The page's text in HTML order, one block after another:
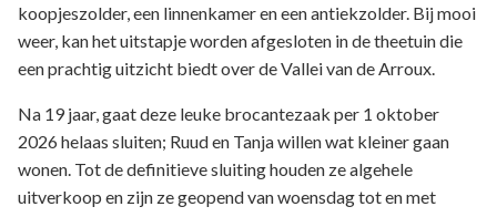
koopjeszolder, een linnenkamer en een antiekzolder. Bij mooi
weer, kan het uitstapje worden afgesloten in de theetuin die
een prachtig uitzicht biedt over de Vallei van de Arroux.
Na 19 jaar, gaat deze leuke brocantezaak per 1 oktober
2026 helaas sluiten; Ruud en Tanja willen wat kleiner gaan
wonen. Tot de definitieve sluiting houden ze algehele
uitverkoop en zijn ze geopend van woensdag tot en met